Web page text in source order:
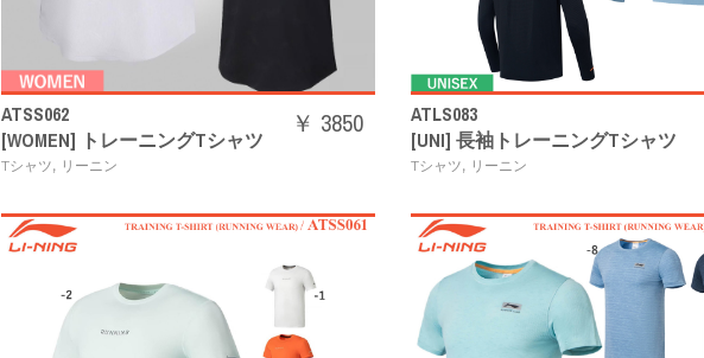
ATSS062
[WOMEN] トレーニングTシャツ
Tシャツ, リーニン
￥ 3850
ATLS083
[UNI] 長袖トレーニングTシャツ
Tシャツ, リーニン